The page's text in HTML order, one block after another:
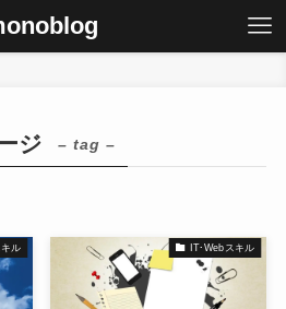
ジ – tag –
キル IT･Webスキル